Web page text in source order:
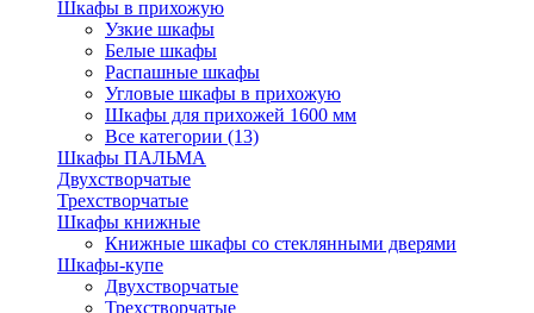
Шкафы в прихожую
Узкие шкафы
Белые шкафы
Распашные шкафы
Угловые шкафы в прихожую
Шкафы для прихожей 1600 мм
Все категории (13)
Шкафы ПАЛЬМА
Двухстворчатые
Трехстворчатые
Шкафы книжные
Книжные шкафы со стеклянными дверями
Шкафы-купе
Двухстворчатые
Трехстворчатые